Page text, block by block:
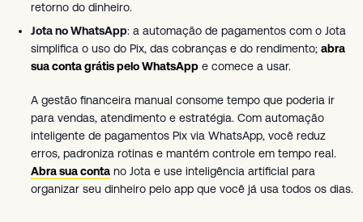
retorno do dinheiro.
Jota no WhatsApp: a automação de pagamentos com o Jota
simplifica o uso do Pix, das cobranças e do rendimento; abra
sua conta grátis pelo WhatsApp e comece a usar.
A gestão financeira manual consome tempo que poderia ir
para vendas, atendimento e estratégia. Com automação
inteligente de pagamentos Pix via WhatsApp, você reduz
erros, padroniza rotinas e mantém controle em tempo real.
Abra sua conta no Jota e use inteligência artificial para
organizar seu dinheiro pelo app que você já usa todos os dias.